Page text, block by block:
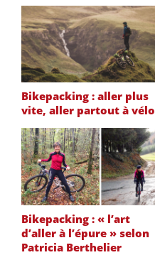
Bikepacking : aller plus
vite, aller partout à vélo
Bikepacking : « l’art
d’aller à l’épure » selon
Patricia Berthelier